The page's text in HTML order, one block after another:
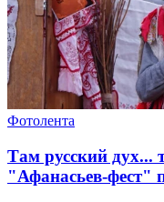
Фотолента
Там русский дух...
"Афанасьев-фест"